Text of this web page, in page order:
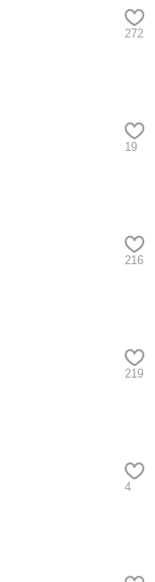
272
19
216
219
4